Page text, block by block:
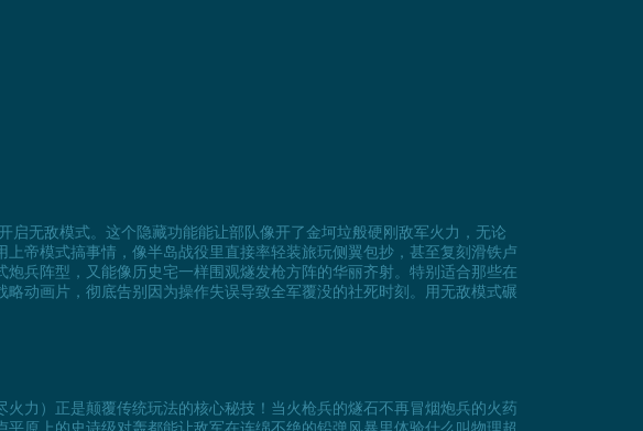
无敌模式。这个隐藏功能能让部队像开了金坷垃般硬刚敌军火力，无论
帝模式搞事情，像半岛战役里直接率轻装旅玩侧翼包抄，甚至复刻滑铁卢
兵阵型，又能像历史宅一样围观燧发枪方阵的华丽齐射。特别适合那些在
动画片，彻底告别因为操作失误导致全军覆没的社死时刻。用无敌模式碾
力）正是颠覆传统玩法的核心秘技！当火枪兵的燧石不再冒烟炮兵的火药